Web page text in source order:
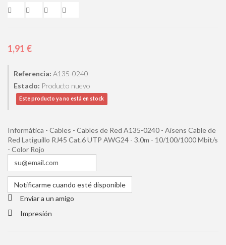
1,91 €
Referencia: A135-0240
Estado: Producto nuevo
Este producto ya no está en stock
Informática - Cables - Cables de Red A135-0240 - Aisens Cable de
Red Latiguillo RJ45 Cat.6 UTP AWG24 - 3.0m - 10/100/1000 Mbit/s
- Color Rojo
Notificarme cuando esté disponible
Enviar a un amigo
Impresión